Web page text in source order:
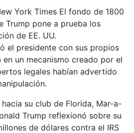
el presidente con sus propios
en un mecanismo creado por el
legales habían advertido
su club de Florida, Mar-a-
Trump reflexionó sobre su
de dólares contra el IRS